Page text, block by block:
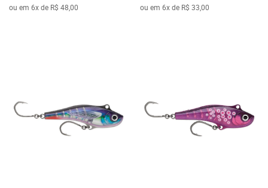
ou em 6xde R$ 48,00
ou em 6xde R$ 33,00